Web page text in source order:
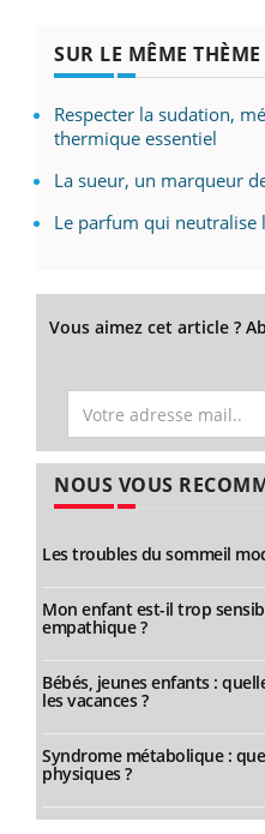
SUR LE MÊME THÈME
Respecter la sudation,
thermique essentiel
La sueur, un marqueur
Le parfum qui neutralise
Vous aimez cet article ?
NOUS VOUS
Les troubles du sommeil
Mon enfant est-il trop
empathique ?
Bébés, jeunes enfants :
les vacances ?
Syndrome métabolique :
physiques ?